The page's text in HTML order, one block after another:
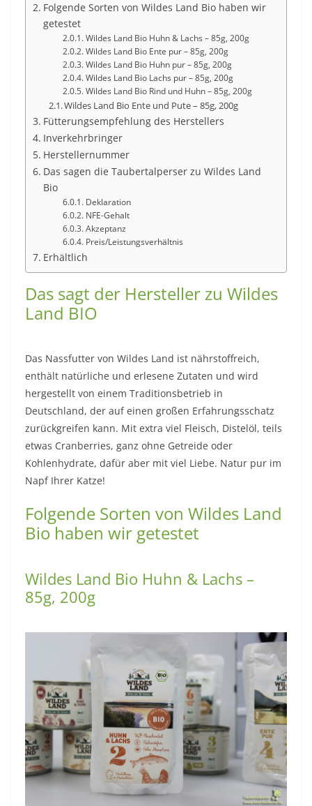
Folgende Sorten von Wildes Land Bio haben wir
getestet
Wildes Land Bio Huhn & Lachs – 85g, 200g
Wildes Land Bio Ente pur – 85g, 200g
Wildes Land Bio Huhn pur – 85g, 200g
Wildes Land Bio Lachs pur – 85g, 200g
Wildes Land Bio Rind und Huhn – 85g, 200g
Wildes Land Bio Ente und Pute – 85g, 200g
Fütterungsempfehlung des Herstellers
Inverkehrbringer
Herstellernummer
Das sagen die Taubertalperser zu Wildes Land
Bio
Deklaration
NFE-Gehalt
Akzeptanz
Preis/Leistungsverhältnis
Erhältlich
Das sagt der Hersteller zu Wildes
Land BIO
Das Nassfutter von Wildes Land ist nährstoffreich,
enthält natürliche und erlesene Zutaten und wird
hergestellt von einem Traditionsbetrieb in
Deutschland, der auf einen großen Erfahrungsschatz
zurückgreifen kann. Mit extra viel Fleisch, Distelöl, teils
etwas Cranberries, ganz ohne Getreide oder
Kohlenhydrate, dafür aber mit viel Liebe. Natur pur im
Napf Ihrer Katze!
Folgende Sorten von Wildes Land
Bio haben wir getestet
Wildes Land Bio Huhn & Lachs –
85g, 200g